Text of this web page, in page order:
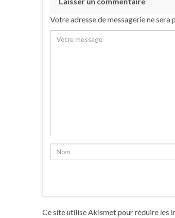
Votre adresse de messagerie ne sera
Ce site utilise Akismet pour réduire les